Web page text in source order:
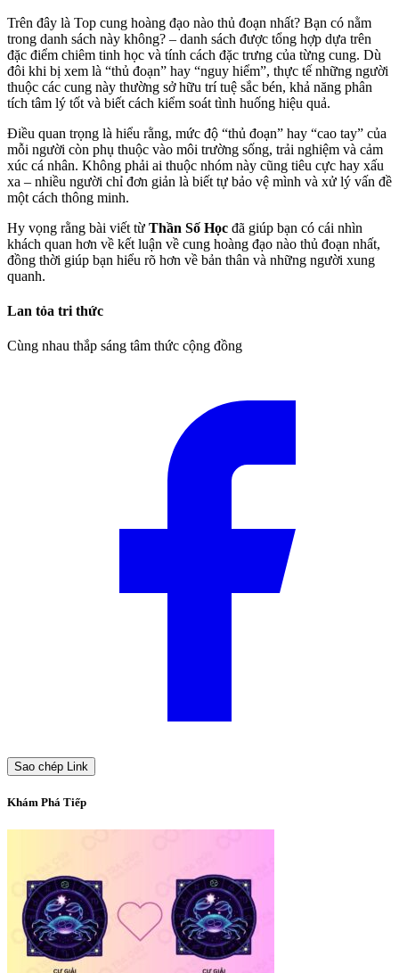
Trên đây là Top cung hoàng đạo nào thủ đoạn nhất? Bạn có nằm
trong danh sách này không? – danh sách được tổng hợp dựa trên
đặc điểm chiêm tinh học và tính cách đặc trưng của từng cung. Dù
đôi khi bị xem là “thủ đoạn” hay “nguy hiểm”, thực tế những người
thuộc các cung này thường sở hữu trí tuệ sắc bén, khả năng phân
tích tâm lý tốt và biết cách kiểm soát tình huống hiệu quả.
Điều quan trọng là hiểu rằng, mức độ “thủ đoạn” hay “cao tay” của
mỗi người còn phụ thuộc vào môi trường sống, trải nghiệm và cảm
xúc cá nhân. Không phải ai thuộc nhóm này cũng tiêu cực hay xấu
xa – nhiều người chỉ đơn giản là biết tự bảo vệ mình và xử lý vấn đề
một cách thông minh.
Hy vọng rằng bài viết từ Thần Số Học đã giúp bạn có cái nhìn
khách quan hơn về kết luận về cung hoàng đạo nào thủ đoạn nhất,
đồng thời giúp bạn hiểu rõ hơn về bản thân và những người xung
quanh.
Lan tỏa tri thức
Cùng nhau thắp sáng tâm thức cộng đồng
Sao chép Link
Khám Phá Tiếp